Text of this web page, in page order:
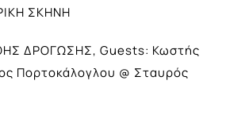
ΣΚΗΝΗ
ΔΡΟΓΩΣΗΣ, Guests: Κωστής
Πορτοκάλογλου @ Σταυρός